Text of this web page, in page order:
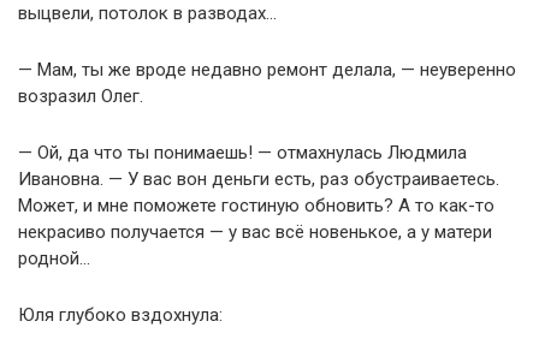
выцвели, потолок в разводах…
— Мам, ты же вроде недавно ремонт делала, — неуверенно
возразил Олег.
— Ой, да что ты понимаешь! — отмахнулась Людмила
Ивановна. — У вас вон деньги есть, раз обустраиваетесь.
Может, и мне поможете гостиную обновить? А то как-то
некрасиво получается — у вас всё новенькое, а у матери
родной…
Юля глубоко вздохнула: